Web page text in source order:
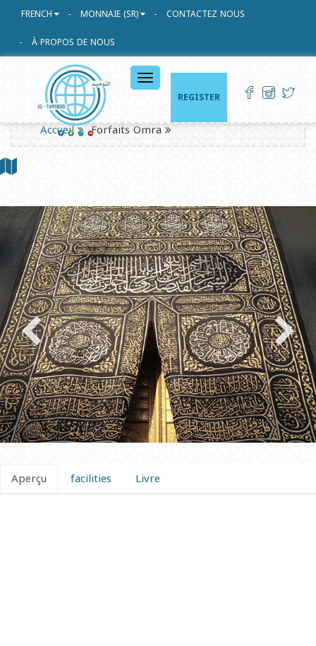
FRENCH MONNAIE (SR)
CONTACTEZ NOUS
À PROPOS DE NOUS
REGISTER
القائمة
الرئيسية
Accueil Forfaits Omra
Aperçu facilities Livre